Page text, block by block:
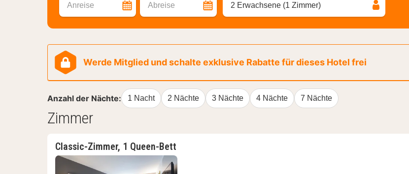
Anreise Abreise 2 Erwachsene (1 Zimmer)
Werde Mitglied und schalte exklusive Rabatte für dieses Hotel frei
Anzahl der Nächte: 1 Nacht 2 Nächte 3 Nächte 4 Nächte 7 Nächte
Zimmer
Classic-Zimmer, 1 Queen-Bett